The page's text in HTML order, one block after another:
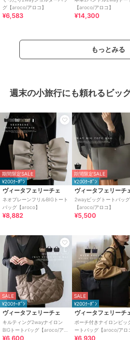
グ【aroco/アロコ】
¥6,583
【aroco/アロコ】
¥14,300
もっとみる
週末の小旅行にも頼れるビッ
期間限定SALE
¥200ｸｰﾎﾟﾝ
ヴィータフェリーチェ
ネオプレーンフリルBIGトート
バッグ【aroco】
¥8,882
期間限定SALE
¥200ｸｰﾎﾟﾝ
ヴィータフェリーチ
2wayビッグトートバッグ
【aroco/アロコ】
¥5,500
SALE
¥200ｸｰﾎﾟﾝ
ヴィータフェリーチェ
キルティング2wayナイロン
BIGトートバッグ【aroco/アロ
コ】
¥6,600
SALE
¥200ｸｰﾎﾟﾝ
ヴィータフェリーチ
ポーチ付きナイロンビッ
ートバッグ【aroco/アロ
¥6,930